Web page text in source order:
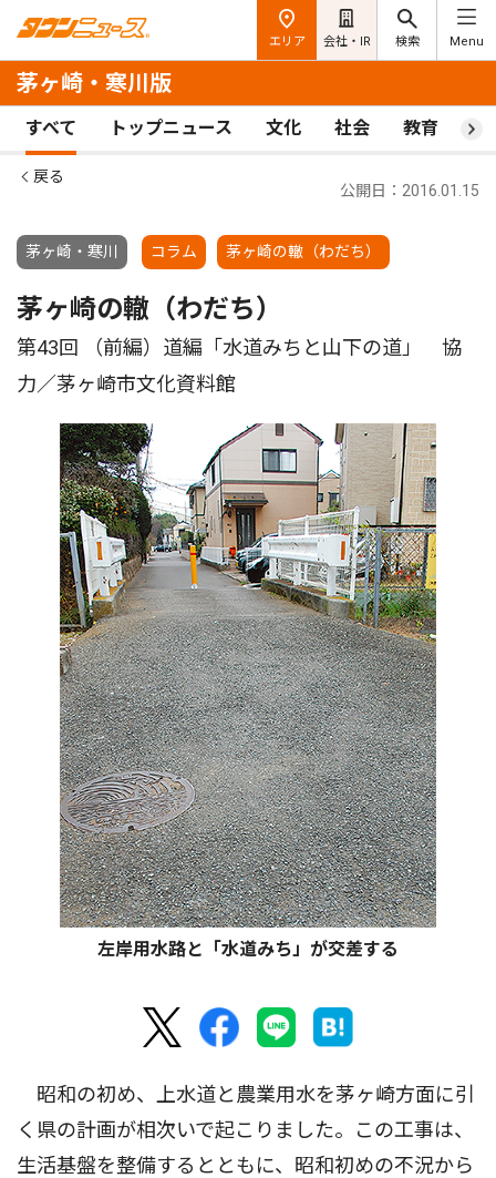
エリア 会社・IR 検索 Menu
茅ヶ崎・寒川版
すべて トップニュース 文化 社会 教育 ス
戻る
茅ヶ崎・寒川 コラム 茅ヶ崎の轍（わだち）
公開日：2016.01.15
茅ヶ崎の轍（わだち）
第43回 （前編）道編「水道みちと山下の道」 協
力／茅ヶ崎市文化資料館
左岸用水路と「水道みち」が交差する
昭和の初め、上水道と農業用水を茅ヶ崎方面に引
く県の計画が相次いで起こりました。この工事は、
生活基盤を整備するとともに、昭和初めの不況から